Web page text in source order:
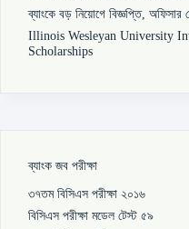
ব্যাংকে বড় নিয়োগে বিজ্ঞপ্তি,
Illinois Wesleyan University
Scholarships
ব্যাংক জব পরীক্ষা
৩৭তম বিসিএস পরীক্ষা ২০১৬
বিসিএস পরীক্ষা মডেল টেস্ট ৫৯